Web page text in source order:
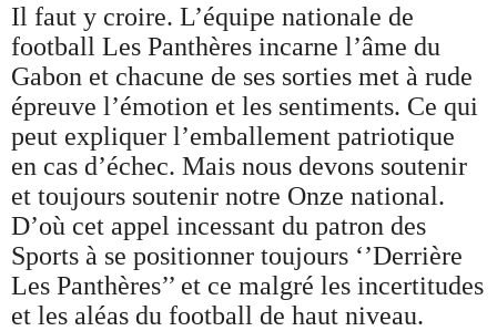
Il faut y croire. L’équipe nationale de
football Les Panthères incarne l’âme du
Gabon et chacune de ses sorties met à rude
épreuve l’émotion et les sentiments. Ce qui
peut expliquer l’emballement patriotique
en cas d’échec. Mais nous devons soutenir
et toujours soutenir notre Onze national.
D’où cet appel incessant du patron des
Sports à se positionner toujours ‘’Derrière
Les Panthères’’ et ce malgré les incertitudes
et les aléas du football de haut niveau.